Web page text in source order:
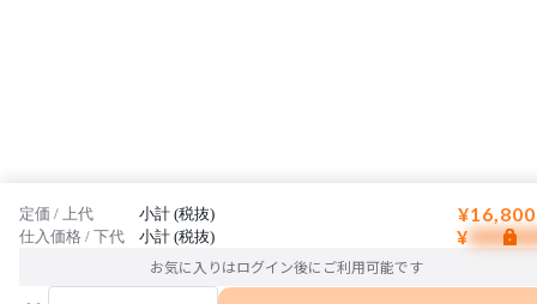
定価 / 上代 小計 (税抜)
仕入価格 / 下代 小計 (税抜) ¥
お気に入りはログイン後にご利用可能です